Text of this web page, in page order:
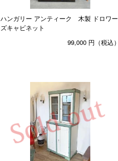
ハンガリー アンティーク 木製 ドロワー
ズキャビネット
99,000 円（税込）